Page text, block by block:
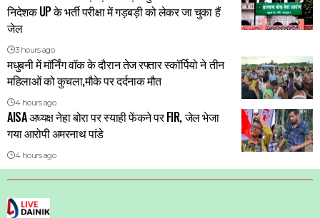
निदेशक UP के भर्ती परीक्षा में गड़बड़ी को लेकर जा चुका हैं
जेल
3 hours ago
मधुबनी में मॉर्निंग वॉक के दौरान तेज रफ्तार स्कॉर्पियो ने तीन
महिलाओं को कुचला,मौके पर दर्दनाक मौत
4 hours ago
AISA अध्यक्ष नेहा बोरा पर स्याही फेंकने पर FIR, जेल भेजा
गया आरोपी अमरनाथ पांडे
4 hours ago